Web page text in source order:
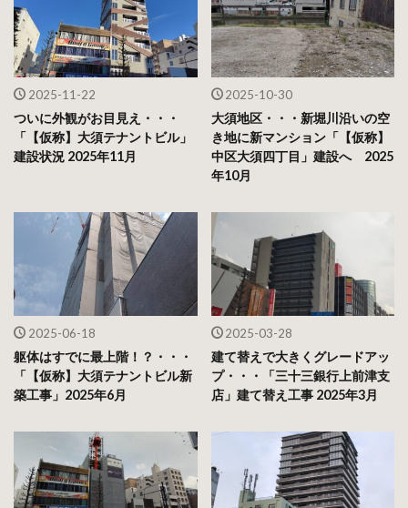
2025-11-22
ついに外観がお目見え・・・
「【仮称】大須テナントビル」
建設状況 2025年11月
2025-10-30
大須地区・・・新堀川沿いの空
き地に新マンション「【仮称】
中区大須四丁目」建設へ 2025
年10月
2025-06-18
躯体はすでに最上階！？・・・
「【仮称】大須テナントビル新
築工事」2025年6月
2025-03-28
建て替えで大きくグレードアッ
プ・・・「三十三銀行上前津支
店」建て替え工事 2025年3月